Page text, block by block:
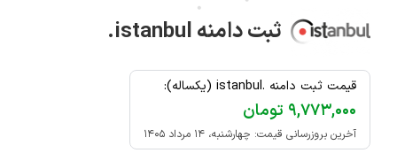
ثبت دامنه.istanbul
قیمت ثبت دامنه .istanbul (یکساله):
۹,۷۷۳,۰۰۰ تومان
آخرین بروزرسانی قیمت: چهارشنبه، ۱۴ مرداد ۱۴۰۵